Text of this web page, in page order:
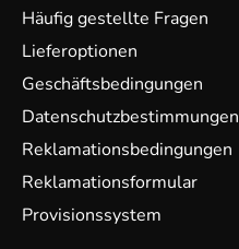
Häufig gestellte Fragen
Lieferoptionen
Geschäftsbedingungen
Datenschutzbestimmungen
Reklamationsbedingungen
Reklamationsformular
Provisionssystem